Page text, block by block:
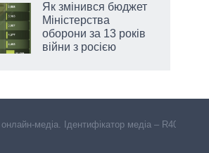
Як змінився бюджет
Міністерства
оборони за 13 років
війни з росією
медіа. Ідентифікатор медіа – R40-